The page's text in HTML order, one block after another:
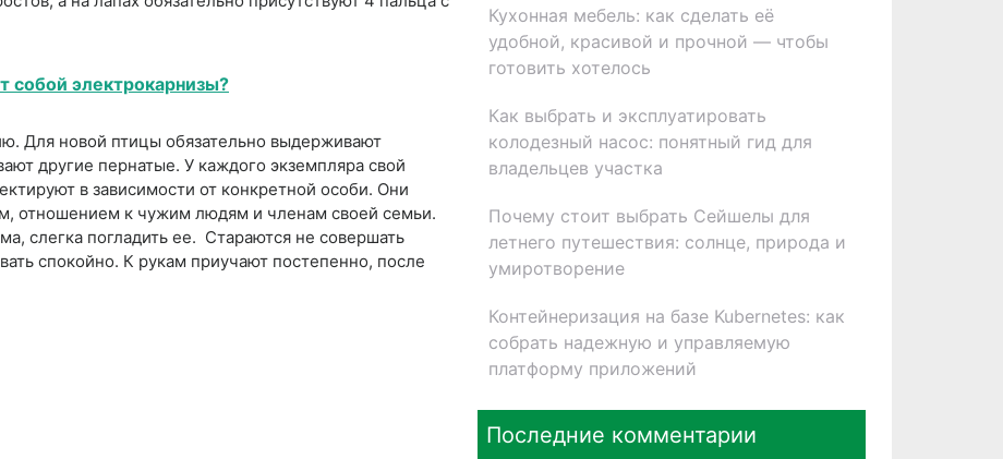
собой электрокарнизы?
Для новой птицы обязательно выдерживают
другие пернатые. У каждого экземпляра свой
в зависимости от конкретной особи. Они
отношением к чужим людям и членам своей семьи.
слегка погладить ее. Стараются не совершать
спокойно. К рукам приучают постепенно, после
Кухонная мебель: как сделать её
удобной, красивой и прочной — чтобы
готовить хотелось
Как выбрать и эксплуатировать
колодезный насос: понятный гид для
владельцев участка
Почему стоит выбрать Сейшелы для
летнего путешествия: солнце, природа и
умиротворение
Контейнеризация на базе Kubernetes: как
собрать надежную и управляемую
платформу приложений
Последние комментарии